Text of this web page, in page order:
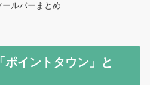
ルバーまとめ
ポイントタウン」と